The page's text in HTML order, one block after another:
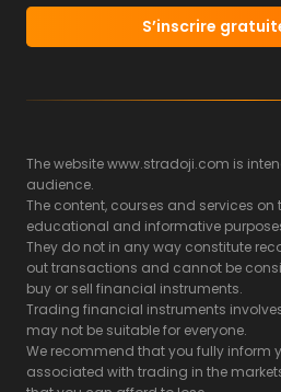
S’inscrire
The website www.stradoji.com is
audience.
The content, courses and services on
educational and informative
They do not in any way constitute
out transactions and cannot be
buy or sell financial instruments.
Trading financial instruments
may not be suitable for everyone.
We recommend that you fully inform
associated with trading in the